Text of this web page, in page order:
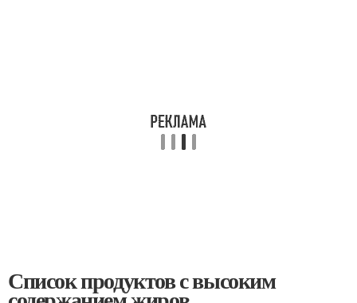
Список продуктов с высоким